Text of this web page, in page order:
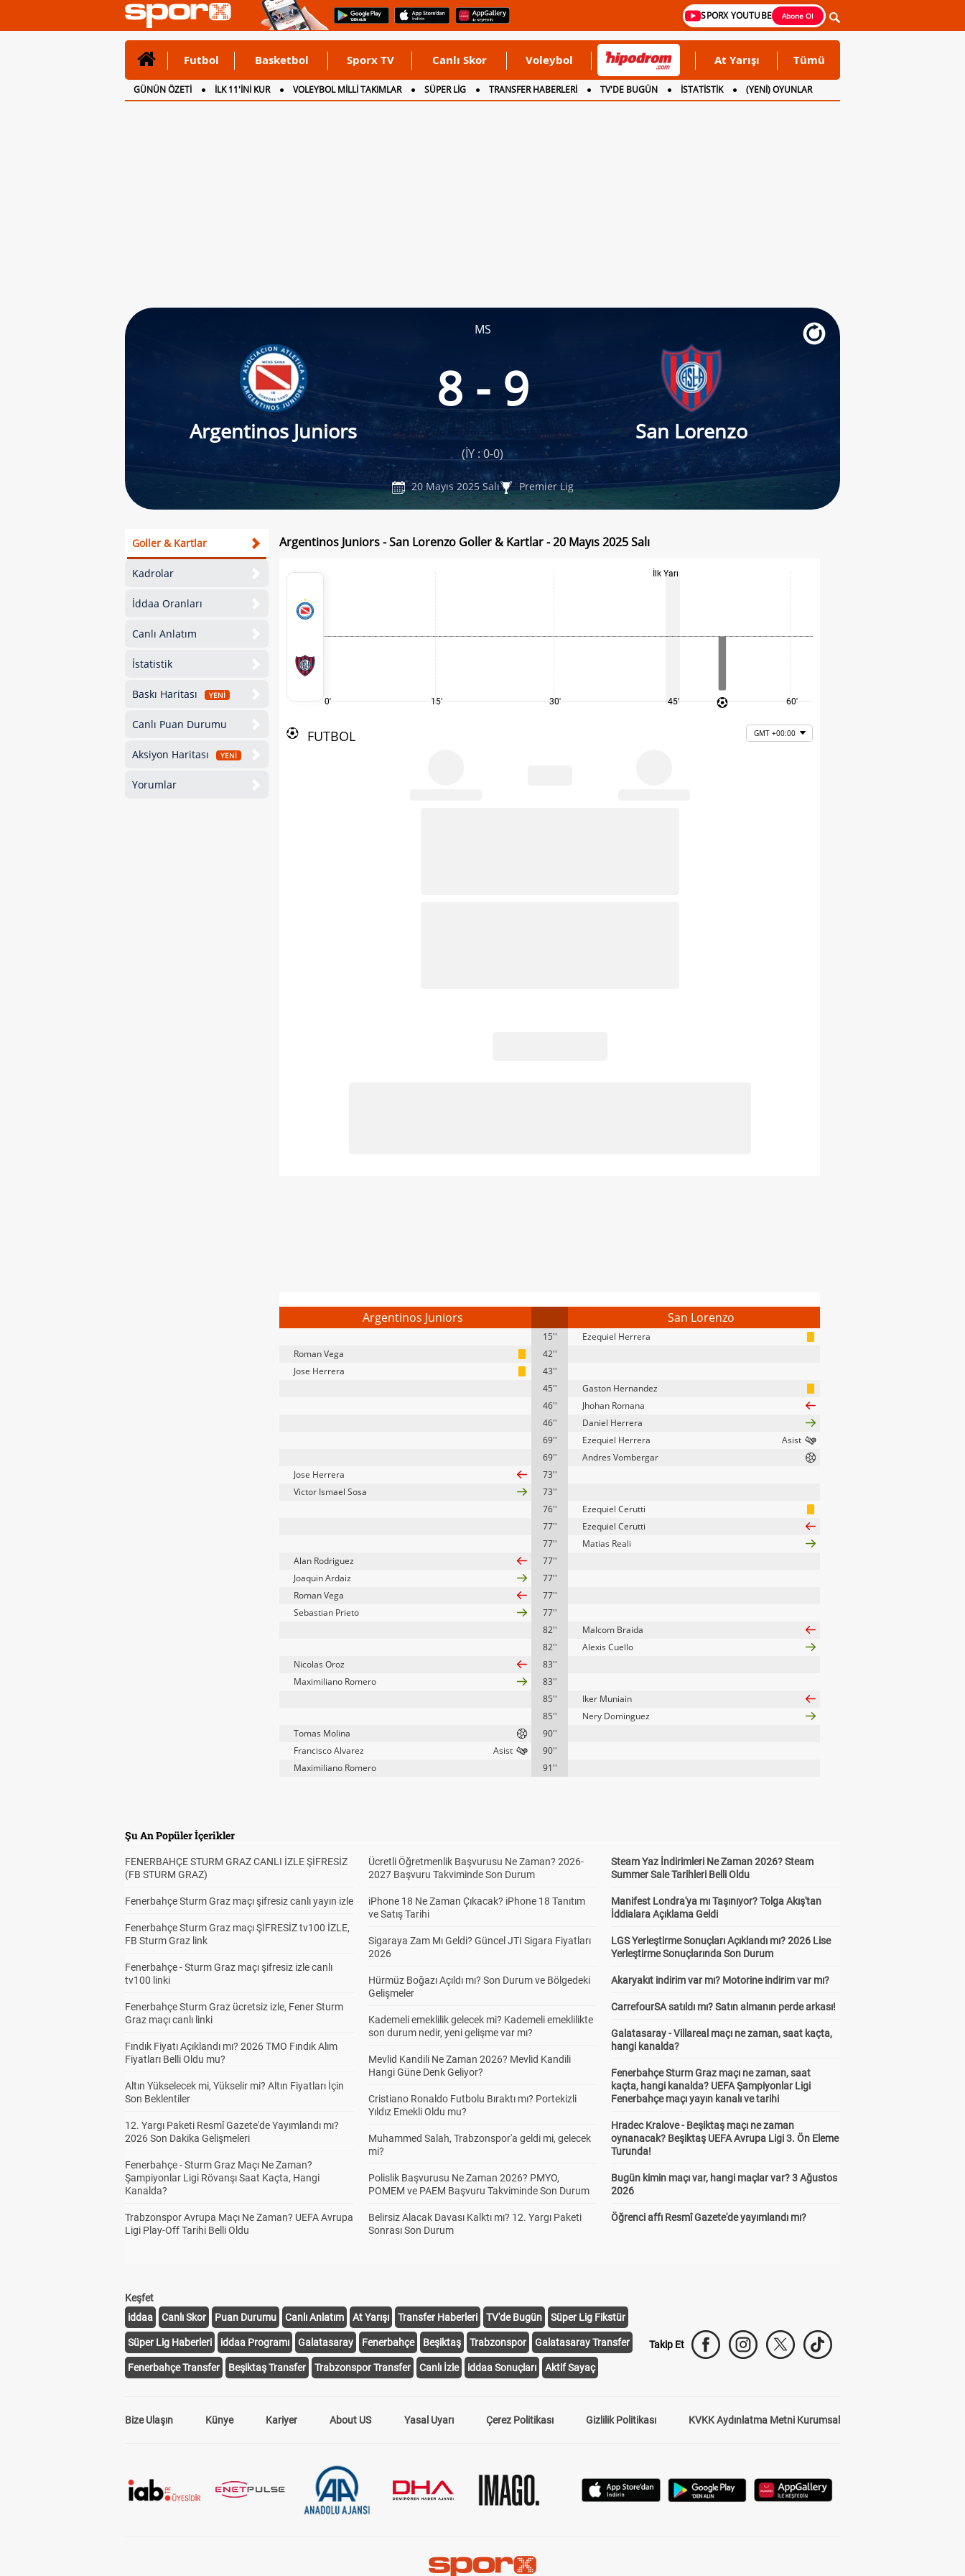
SPORX YOUTUBE Abone Ol
Futbol Basketbol Sporx TV Canlı Skor Voleybol At Yarışı Tümü
GÜNÜN ÖZETİ İLK 11'İNİ KUR VOLEYBOL MİLLİ TAKIMLAR SÜPER LİG TRANSFER HABERLERİ TV'DE BUGÜN İSTATİSTİK
(YENİ) OYUNLAR
CANLI ANLATIM
İNGİLTERE
MS
Argentinos Juniors
8 - 9
San Lorenzo
(İY : 0-0)
20 Mayıs 2025 Salı Premier Lig
Goller & Kartlar
Kadrolar
İddaa Oranları
Canlı Anlatım
İstatistik
Baskı Haritası YENİ
Canlı Puan Durumu
Aksiyon Haritası YENİ
Yorumlar
Argentinos Juniors - San Lorenzo Goller & Kartlar - 20 Mayıs 2025 Salı
0' 15' 30'
İlk Yarı
45' 60'
FUTBOL GMT +00:00
Argentinos Juniors San Lorenzo
15''
Ezequiel Herrera
Roman Vega
42''
Jose Herrera
43''
45''
Gaston Hernandez
46''
Jhohan Romana
46''
Daniel Herrera
69''
Ezequiel Herrera
69''
Andres Vombergar
Jose Herrera
73''
Victor Ismael Sosa
73''
76''
Ezequiel Cerutti
77''
Ezequiel Cerutti
77''
Matias Reali
Alan Rodriguez
77''
Joaquin Ardaiz
77''
Roman Vega
77''
Sebastian Prieto
77''
82''
Malcom Braida
82''
Alexis Cuello
Nicolas Oroz
83''
Maximiliano Romero
83''
85''
Iker Muniain
85''
Nery Dominguez
Tomas Molina
90''
Francisco Alvarez
90''
Maximiliano Romero
91''
Şu An Popüler İçerikler
FENERBAHÇE STURM GRAZ CANLI İZLE ŞİFRESİZ
(FB STURM GRAZ)
Fenerbahçe Sturm Graz maçı şifresiz canlı yayın izle
Fenerbahçe Sturm Graz maçı ŞİFRESİZ tv100 İZLE,
FB Sturm Graz link
Fenerbahçe - Sturm Graz maçı şifresiz izle canlı
tv100 linki
Fenerbahçe Sturm Graz ücretsiz izle, Fener Sturm
Graz maçı canlı linki
Fındık Fiyatı Açıklandı mı? 2026 TMO Fındık Alım
Fiyatları Belli Oldu mu?
Altın Yükselecek mi, Yükselir mi? Altın Fiyatları İçin
Son Beklentiler
12. Yargı Paketi Resmî Gazete'de Yayımlandı mı?
2026 Son Dakika Gelişmeleri
Fenerbahçe - Sturm Graz Maçı Ne Zaman?
Şampiyonlar Ligi Rövanşı Saat Kaçta, Hangi
Kanalda?
Trabzonspor Avrupa Maçı Ne Zaman? UEFA Avrupa
Ligi Play-Off Tarihi Belli Oldu
Ücretli Öğretmenlik Başvurusu Ne Zaman? 2026-
2027 Başvuru Takviminde Son Durum
iPhone 18 Ne Zaman Çıkacak? iPhone 18 Tanıtım
ve Satış Tarihi
Sigaraya Zam Mı Geldi? Güncel JTI Sigara Fiyatları
2026
Hürmüz Boğazı Açıldı mı? Son Durum ve Bölgedeki
Gelişmeler
Kademeli emeklilik gelecek mi? Kademeli emeklilikte
son durum nedir, yeni gelişme var mı?
Mevlid Kandili Ne Zaman 2026? Mevlid Kandili
Hangi Güne Denk Geliyor?
Cristiano Ronaldo Futbolu Bıraktı mı? Portekizli
Yıldız Emekli Oldu mu?
Muhammed Salah, Trabzonspor'a geldi mi, gelecek
mi?
Polislik Başvurusu Ne Zaman 2026? PMYO,
POMEM ve PAEM Başvuru Takviminde Son Durum
Belirsiz Alacak Davası Kalktı mı? 12. Yargı Paketi
Sonrası Son Durum
Steam Yaz İndirimleri Ne Zaman 2026? Steam
Summer Sale Tarihleri Belli Oldu
Manifest Londra'ya mı Taşınıyor? Tolga Akış'tan
İddialara Açıklama Geldi
LGS Yerleştirme Sonuçları Açıklandı mı? 2026 Lise
Yerleştirme Sonuçlarında Son Durum
Akaryakıt indirim var mı? Motorine indirim var mı?
CarrefourSA satıldı mı? Satın almanın perde arkası!
Galatasaray - Villareal maçı ne zaman, saat kaçta,
hangi kanalda?
Fenerbahçe Sturm Graz maçı ne zaman, saat
kaçta, hangi kanalda? UEFA Şampiyonlar Ligi
Fenerbahçe maçı yayın kanalı ve tarihi
Hradec Kralove - Beşiktaş maçı ne zaman
oynanacak? Beşiktaş UEFA Avrupa Ligi 3. Ön Eleme
Turunda!
Bugün kimin maçı var, hangi maçlar var? 3 Ağustos
2026
Öğrenci affı Resmî Gazete'de yayımlandı mı?
Keşfet
iddaa
Canlı Skor Puan Durumu Canlı Anlatım At Yarışı Transfer Haberleri TV'de Bugün Süper Lig Fikstür
Süper Lig Haberleri iddaa Programı Galatasaray Fenerbahçe Beşiktaş Trabzonspor Galatasaray Transfer
Fenerbahçe Transfer Beşiktaş Transfer Trabzonspor Transfer Canlı İzle iddaa Sonuçları Aktif Sayaç
Takip Et
Bize Ulaşın Künye Kariyer About US Yasal Uyarı Çerez Politikası Gizlilik Politikası KVKK Aydınlatma Metni Kurumsal